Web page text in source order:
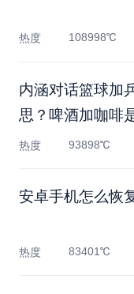
热度 108998℃
内涵对话篮球加
思？啤酒加咖啡
热度 93898℃
安卓手机怎么恢
热度 83401℃